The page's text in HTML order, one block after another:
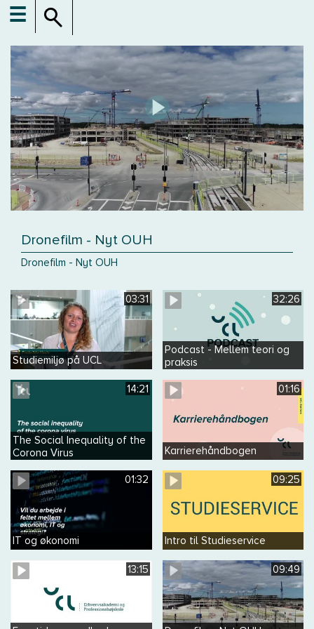
☰
Dronefilm - Nyt OUH
Dronefilm - Nyt OUH
03:31
Studiemiljø på UCL
32:26
Podcast - Mellem teori og
praksis
14:21
The Social Inequality of the
Corona Virus
01:16
Karrierehåndbogen
01:32
IT og økonomi
09:25
Intro til Studieservice
13:15 09:49